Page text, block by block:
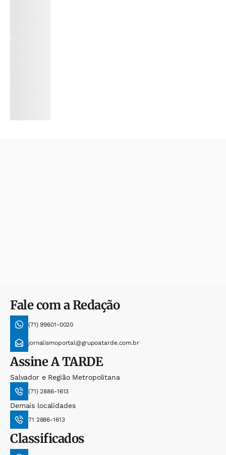
Fale com a Redação
(71) 99601-0020
jornalismoportal@grupoatarde.com.br
AssineA TARDE
Salvador e Região Metropolitana
(71) 2886-1613
Demais localidades
71 2886-1613
Classificados